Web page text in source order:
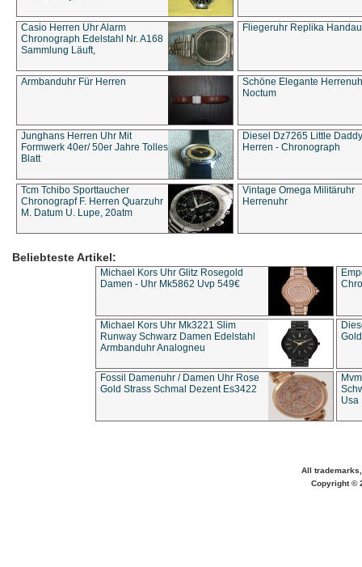
Casio Herren Uhr Alarm
Chronograph Edelstahl Nr. A168
Sammlung Läuft,
Fliegeruhr Replika
Armbanduhr Für Herren
Schöne Elegante
Noctum
Junghans Herren Uhr Mit
Formwerk 40er/ 50er Jahre Tolles
Blatt
Diesel Dz7265 Little Daddy
Herren - Chronograph
Tcm Tchibo Sporttaucher
Chronograpf F. Herren Quarzuhr
M. Datum U. Lupe, 20atm
Vintage Omega Militäruhr
Herrenuhr
Beliebteste Artikel:
Michael Kors Uhr Glitz Rosegold
Damen - Uhr Mk5862 Uvp 549€
Michael Kors Uhr Mk3221 Slim
Runway Schwarz Damen Edelstahl
Armbanduhr Analogneu
Fossil Damenuhr / Damen Uhr Rose
Gold Strass Schmal Dezent Es3422
Usa
All
Copyright ©